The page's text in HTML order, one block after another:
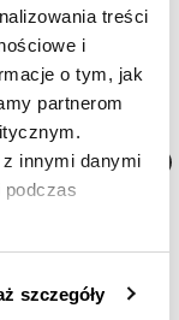
treści
i
o tym, jak
partnerom
innymi danymi
szczegóły
ze stali
zł Cena regularna: